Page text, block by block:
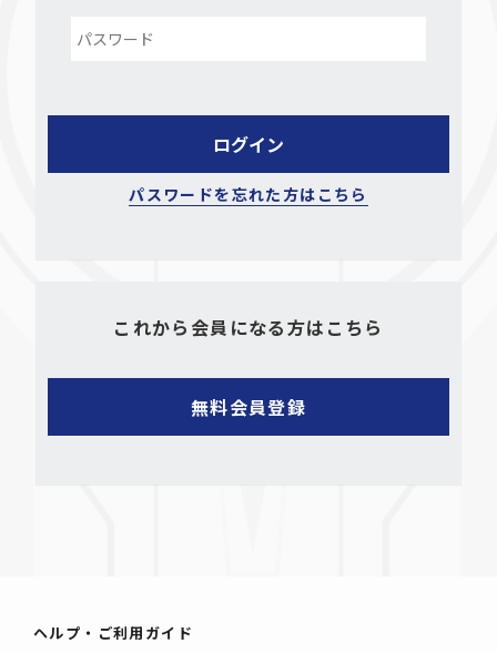
パスワードを忘れた方はこちら
これから会員になる方はこちら
ヘルプ・ご利用ガイド